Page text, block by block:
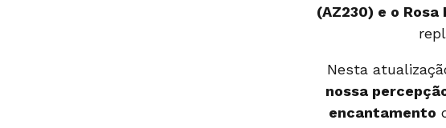
(AZ230) e o
Nesta
nossa
encantamento